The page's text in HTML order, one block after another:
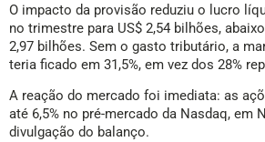
O impacto da provisão reduziu o lucro
no trimestre para US$ 2,54 bilhões,
2,97 bilhões. Sem o gasto tributário, a
teria ficado em 31,5%, em vez dos 28%
A reação do mercado foi imediata: as
até 6,5% no pré-mercado da Nasdaq, em
divulgação do balanço.